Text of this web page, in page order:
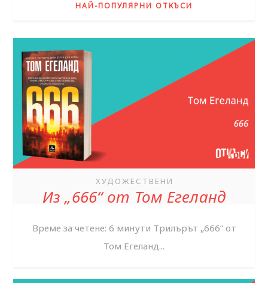
НАЙ-ПОПУЛЯРНИ ОТКЪСИ
ХУДОЖЕСТВЕНИ
Из „666“ от Том Егеланд
Време за четене: 6 минути Трилърът „666“ от
Том Егеланд...